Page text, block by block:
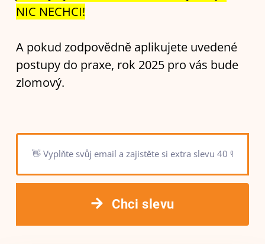
NIC NECHCI!
A pokud zodpovědně aplikujete uvedené
postupy do praxe, rok 2025 pro vás bude
zlomový.
Chci slevu